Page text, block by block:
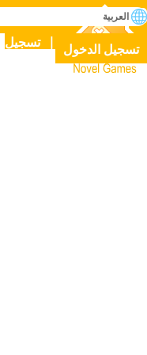
Novel Games
إتقان جميع الألعاب في التاريخ البشري
بحث
تسجيل الدخول تسجيل
العربية